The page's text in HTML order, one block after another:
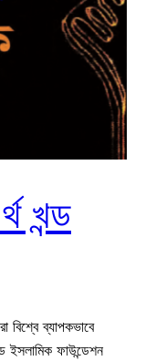
খন্ড
ব্যাপকভাবে
ইসলামিক ফাউন্ডেশন